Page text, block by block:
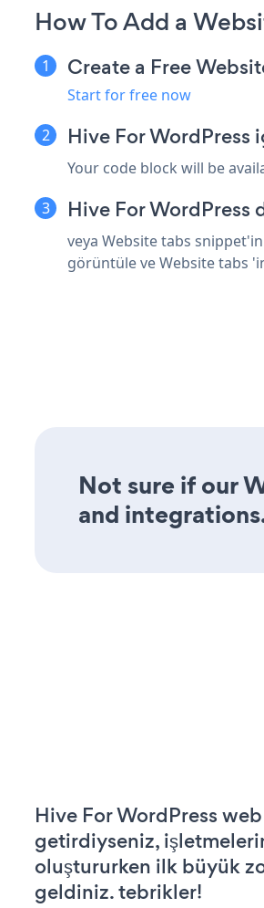
How To Add a
Create a Free
Start for free now
Hive For WordPress
Your code block will be
Hive For
veya Website tabs
görüntüle ve Website tabs
Not sure if our
and
Hive For WordPress
getirdiyseniz,
oluştururken ilk büyük
geldiniz. tebrikler!